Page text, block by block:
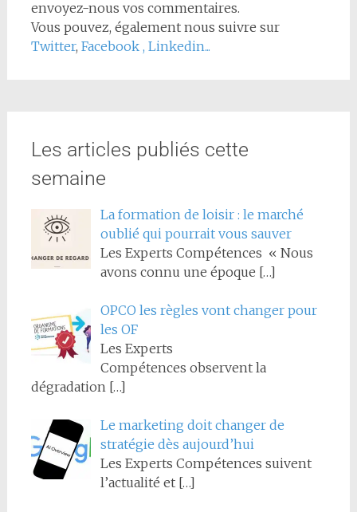
envoyez-nous vos commentaires.
Vous pouvez, également nous suivre sur
Twitter, Facebook , Linkedin...
Les articles publiés cette
semaine
La formation de loisir : le marché
oublié qui pourrait vous sauver
Les Experts Compétences « Nous
avons connu une époque […]
OPCO les règles vont changer pour
les OF
Les Experts
Compétences observent la
dégradation […]
Le marketing doit changer de
stratégie dès aujourd’hui
Les Experts Compétences suivent
l’actualité et […]